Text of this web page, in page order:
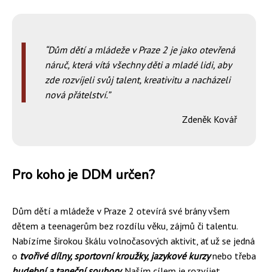
Dům dětí a mládeže v Praze 2 je jako otevřená
náruč, která vítá všechny děti a mladé lidi, aby
zde rozvíjeli svůj talent, kreativitu a nacházeli
nová přátelství.
Zdeněk Kovář
Pro koho je DDM určen?
Dům dětí a mládeže v Praze 2 otevírá své brány všem
dětem a teenagerům bez rozdílu věku, zájmů či talentu.
Nabízíme širokou škálu volnočasových aktivit, ať už se jedná
o tvořivé dílny, sportovní kroužky, jazykové kurzynebo třeba